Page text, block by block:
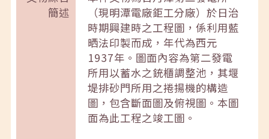
簡述
（現明潭電廠鉅工分廠）於日治
時期興建時之工程圖，係利用藍
晒法印製而成，年代為西元
1937年。圖面內容為第二發電
所用以蓄水之銃櫃調整池，其堰
堤排砂門所用之捲揚機的構造
圖，包含斷面圖及俯視圖。本圖
面為此工程之竣工圖。